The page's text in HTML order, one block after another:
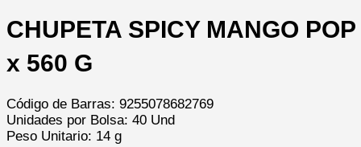
CHUPETA SPICY MANGO POP
x 560 G
Código de Barras: 9255078682769
Unidades por Bolsa: 40 Und
Peso Unitario: 14 g